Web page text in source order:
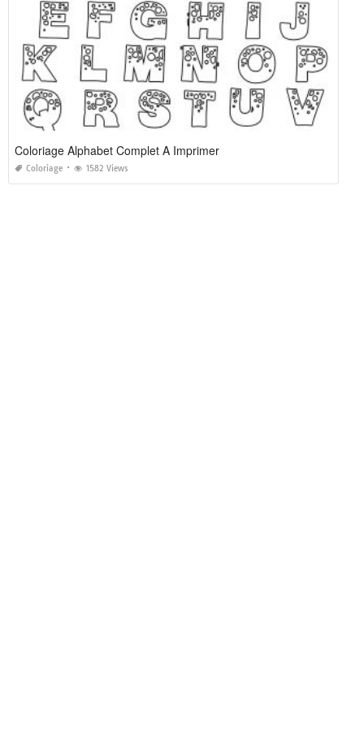
Coloriage Alphabet Complet A Imprimer
Coloriage 1582 Views